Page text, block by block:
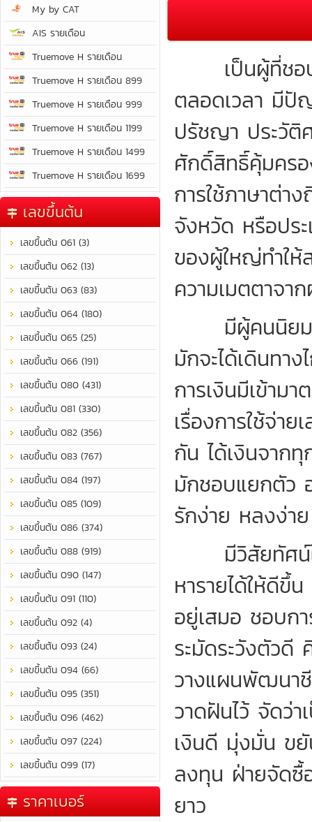
My by CAT
AIS รายเดือน
Truemove H รายเดือน
Truemove H รายเดือน 899
Truemove H รายเดือน 999
Truemove H รายเดือน 1199
Truemove H รายเดือน 1499
Truemove H รายเดือน 1699
เลขขึ้นต้น
เลขขึ้นต้น 061 (3)
เลขขึ้นต้น 062 (13)
เลขขึ้นต้น 063 (83)
เลขขึ้นต้น 064 (180)
เลขขึ้นต้น 065 (25)
เลขขึ้นต้น 066 (191)
เลขขึ้นต้น 080 (431)
เลขขึ้นต้น 081 (330)
เลขขึ้นต้น 082 (356)
เลขขึ้นต้น 083 (767)
เลขขึ้นต้น 084 (197)
เลขขึ้นต้น 085 (109)
เลขขึ้นต้น 086 (374)
เลขขึ้นต้น 088 (919)
เลขขึ้นต้น 090 (147)
เลขขึ้นต้น 091 (110)
เลขขึ้นต้น 092 (4)
เลขขึ้นต้น 093 (24)
เลขขึ้นต้น 094 (66)
เลขขึ้นต้น 095 (351)
เลขขึ้นต้น 096 (462)
เลขขึ้นต้น 097 (224)
เลขขึ้นต้น 099 (17)
ราคาเบอร์
เป็นผู้ที่ชอบพั
ตลอดเวลา มีปั
ปรัชญา ประวัติ
ศักดิ์สิทธิ์คุ้มคร
การใช้ภาษาต่า
จังหวัด หรือปร
ของผู้ใหญ่ทำใ
ความเมตตาจา
มีผู้คนนิยมชม
มักจะได้เดินทา
การเงินมีเข้าม
เรื่องการใช้จ่า
กัน ได้เงินจาก
มักชอบแยกตัว
รักง่าย หลงง่า
มีวิสัยทัศน์ใน
หารายได้ให้ดีขึ้
อยู่เสมอ ชอบก
ระมัดระวังตัวดี
วางแผนพัฒนา
วาดฝันไว้ จัดว่
เงินดี มุ่งมั่น ข
ลงทุน ฝ่ายจัดซื้
ยาว